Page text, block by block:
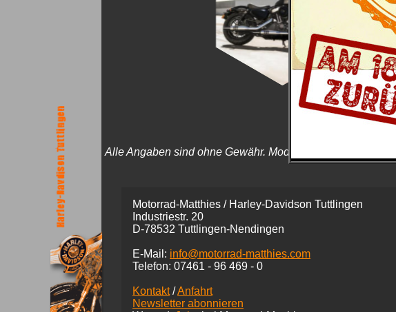
Alle Angaben sind ohne Gewähr. Modellinformation - zur
Motorrad-Matthies / Harley-Davidson Tuttlingen
Industriestr. 20
D-78532 Tuttlingen-Nendingen
E-Mail: info@motorrad-matthies.com
Telefon: 07461 - 96 469 - 0
Kontakt/Anfahrt
Newsletter abonnieren